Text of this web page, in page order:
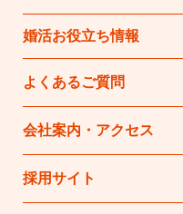
婚活お役立ち情報
よくあるご質問
会社案内・アクセス
採用サイト